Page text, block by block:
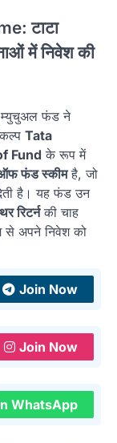
टाटा
में निवेश की
म्युचुअल फंड ने
Tata
Fund के रूप में
फंड स्कीमहै, जो
है। यह फंड उन
रिटर्नकी चाह
से अपने निवेश को
Join Now
Join Now
WhatsApp